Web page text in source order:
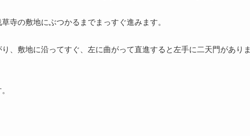
寺の敷地にぶつかるまでまっすぐ進みます。
、敷地に沿ってすぐ、左に曲がって直進すると左手に二天門がありま